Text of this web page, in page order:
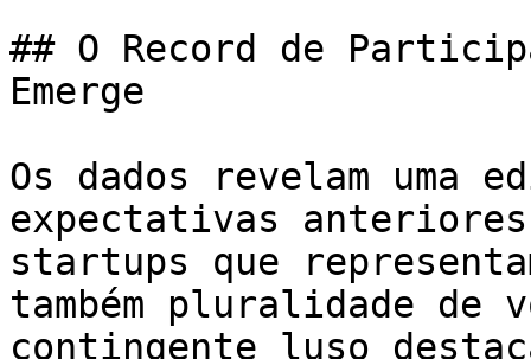
## O Record de
Emerge
Os dados revelam uma
expectativas
startups que
também pluralidade de
contingente luso